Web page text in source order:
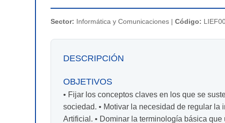
Sector: Informática y Comunicaciones | Código:
DESCRIPCIÓN
OBJETIVOS
• Fijar los conceptos claves en los que se
sociedad. • Motivar la necesidad de regular
Artificial. • Dominar la terminología básica